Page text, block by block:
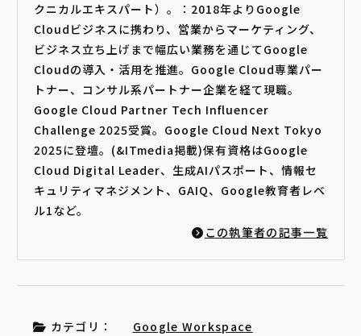
クニカルエキスパート）。：2018年よりGoogle
Cloudビジネスに携わり、営業からマーケティング、
ビジネス立ち上げまで幅広い業務を通じてGoogle
Cloudの導入・活用を推進。Google Cloud専業パー
トナー、コンサル系パートナー企業を経て現職。
Google Cloud Partner Tech Influencer
Challenge 2025受賞。Google Cloud Next Tokyo
2025に登壇。(&ITmedia掲載)保有資格はGoogle
Cloud Digital Leader、生成AIパスポート、情報セ
キュリティマネジメント、GAIQ、Google教育者レベ
ル1など。
この執筆者の記事一覧
カテゴリ： Google Workspace